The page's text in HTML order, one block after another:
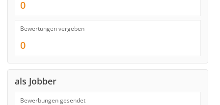
0
Bewertungen vergeben
0
als Jobber
Bewerbungen gesendet